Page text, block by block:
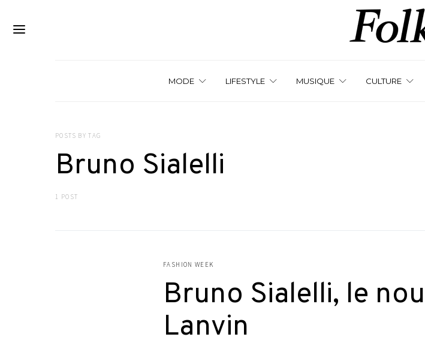
MODE LIFESTYLE MUSIQUE CULTURE
POSTS BY TAG
Bruno Sialelli
1 POST
FASHION WEEK
Bruno Sialelli, le
Lanvin